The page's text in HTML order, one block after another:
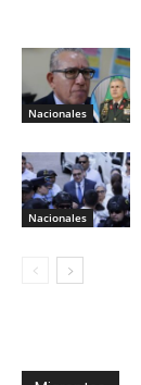
Nacionales
Nacionales